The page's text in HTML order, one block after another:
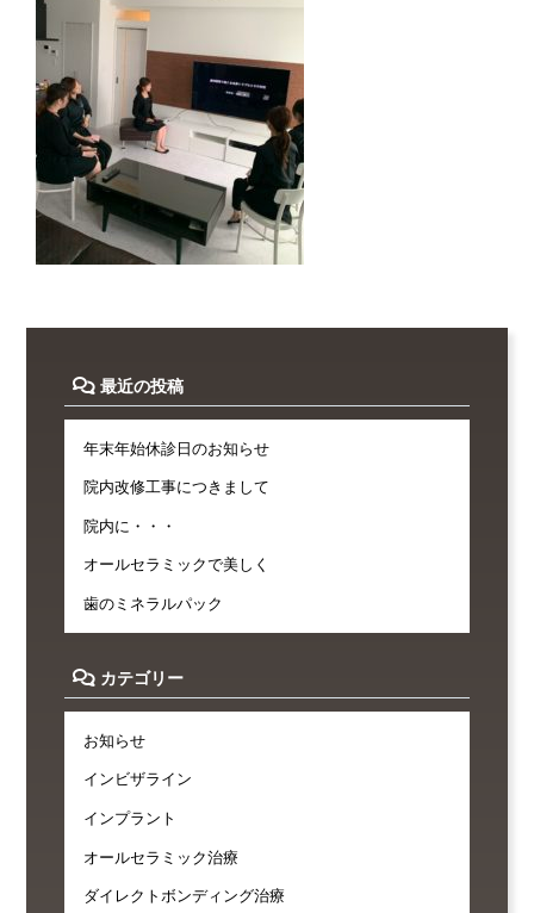
最近の投稿
年末年始休診日のお知らせ
院内改修工事につきまして
院内に・・・
オールセラミックで美しく
歯のミネラルパック
カテゴリー
お知らせ
インビザライン
インプラント
オールセラミック治療
ダイレクトボンディング治療